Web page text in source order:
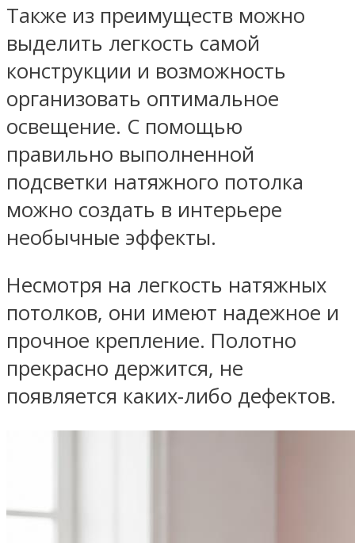
Также из преимуществ можно
выделить легкость самой
конструкции и возможность
организовать оптимальное
освещение. С помощью
правильно выполненной
подсветки натяжного потолка
можно создать в интерьере
необычные эффекты.
Несмотря на легкость натяжных
потолков, они имеют надежное и
прочное крепление. Полотно
прекрасно держится, не
появляется каких-либо дефектов.